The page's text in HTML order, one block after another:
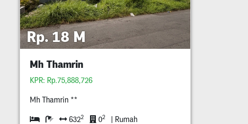
Rp. 18 M
Mh Thamrin
KPR: Rp.75,888,726
Mh Thamrin **
6322 02 | Rumah